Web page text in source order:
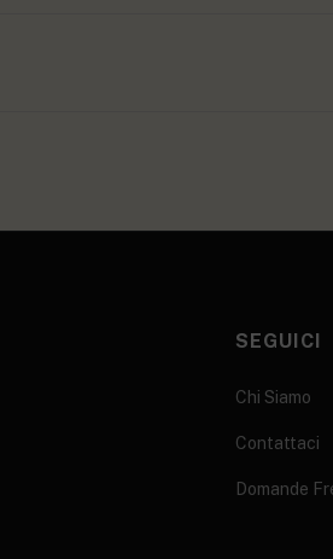
SEGUICI
Chi Siamo
Contattaci
Domande